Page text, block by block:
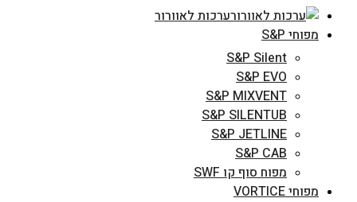
ערכות לאוורור
מפוחי S&P
S&P Silent
S&P EVO
S&P MIXVENT
S&P SILENTUB
S&P JETLINE
S&P CAB
מפוח סוף קו SWF
מפוחי VORTICE